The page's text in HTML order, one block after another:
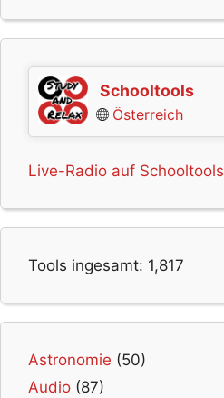
Schooltools
Österreich
Live-Radio auf Schooltools
Tools ingesamt: 1,817
Astronomie (50)
Audio (87)